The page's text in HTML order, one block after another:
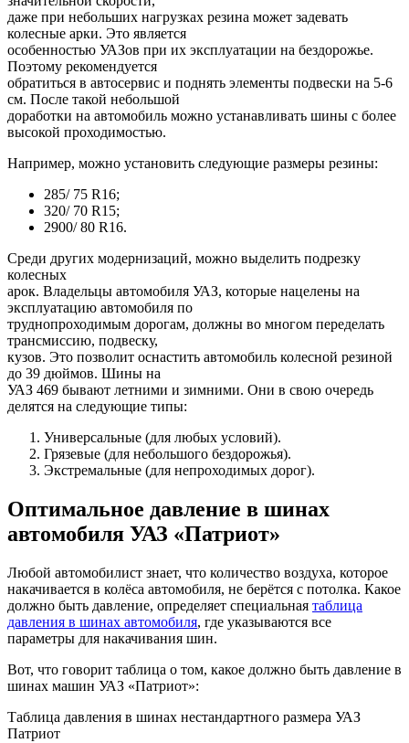
даже при небольших нагрузках резина может задевать
колесные арки. Это является
особенностью УАЗов при их эксплуатации на бездорожье.
Поэтому рекомендуется
обратиться в автосервис и поднять элементы подвески на 5-6
см. После такой небольшой
доработки на автомобиль можно устанавливать шины с более
высокой проходимостью.
Например, можно установить следующие размеры резины:
285/ 75 R16;
320/ 70 R15;
2900/ 80 R16.
Среди других модернизаций, можно выделить подрезку
колесных
арок. Владельцы автомобиля УАЗ, которые нацелены на
эксплуатацию автомобиля по
труднопроходимым дорогам, должны во многом переделать
трансмиссию, подвеску,
кузов. Это позволит оснастить автомобиль колесной резиной
до 39 дюймов. Шины на
УАЗ 469 бывают летними и зимними. Они в свою очередь
делятся на следующие типы:
Универсальные (для любых условий).
Грязевые (для небольшого бездорожья).
Экстремальные (для непроходимых дорог).
Оптимальное давление в шинах
автомобиля УАЗ «Патриот»
Любой автомобилист знает, что количество воздуха, которое
накачивается в колёса автомобиля, не берётся с потолка. Какое
должно быть давление, определяет специальная таблица
давления в шинах автомобиля, где указываются все
параметры для накачивания шин.
Вот, что говорит таблица о том, какое должно быть давление в
шинах машин УАЗ «Патриот»:
Таблица давления в шинах нестандартного размера УАЗ
Патриот